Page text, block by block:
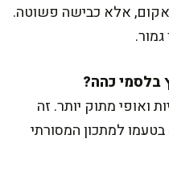
אלא כבישה פשוטה.
ואופי מתוק יותר. זה
בטעמו למתכון המסורתי